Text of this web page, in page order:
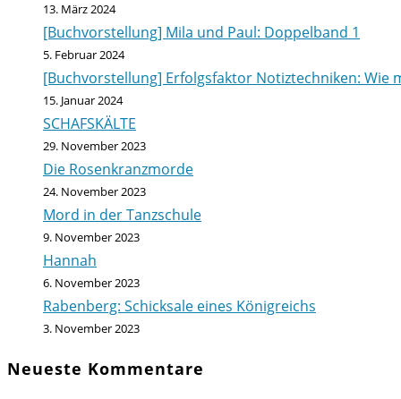
13. März 2024
[Buchvorstellung] Mila und Paul: Doppelband 1
5. Februar 2024
[Buchvorstellung] Erfolgsfaktor Notiztechniken:
15. Januar 2024
SCHAFSKÄLTE
29. November 2023
Die Rosenkranzmorde
24. November 2023
Mord in der Tanzschule
9. November 2023
Hannah
6. November 2023
Rabenberg: Schicksale eines Königreichs
3. November 2023
Neueste Kommentare